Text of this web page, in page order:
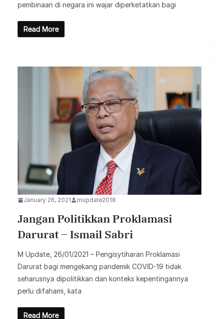
pembinaan di negara ini wajar diperketatkan bagi
Read More
January 26, 2021 mupdate2018
Jangan Politikkan Proklamasi
Darurat – Ismail Sabri
M Update, 26/01/2021 – Pengisytiharan Proklamasi
Darurat bagi mengekang pandemik COVID-19 tidak
seharusnya dipolitikkan dan konteks kepentingannya
perlu difahami, kata
Read More